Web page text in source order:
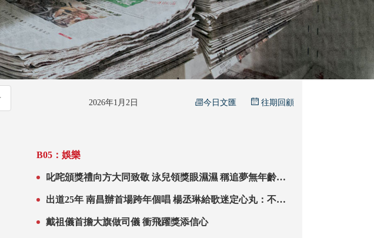
香港文匯報 2026年1月2日 今日文匯 往期回顧
B05：娛樂
叱咤頒獎禮向方大同致敬 泳兒領獎眼濕濕 稱追夢無年齡限
出道25年 南昌辦首場跨年個唱 楊丞琳給歌迷定心丸：不退
戴祖儀首擔大旗做司儀 衝飛躍獎添信心